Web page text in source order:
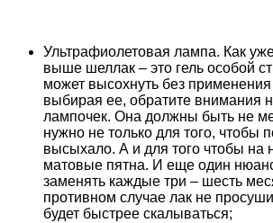
Ультрафиолетовая лампа. Как
выше шеллак – это гель особой
может высохнуть без
выбирая ее, обратите внимания
лампочек. Она должны быть не
нужно не только для того, чтобы
высыхало. А и для того чтобы на
матовые пятна. И еще один
заменять каждые три – шесть
противном случае лак не
будет быстрее скалываться;